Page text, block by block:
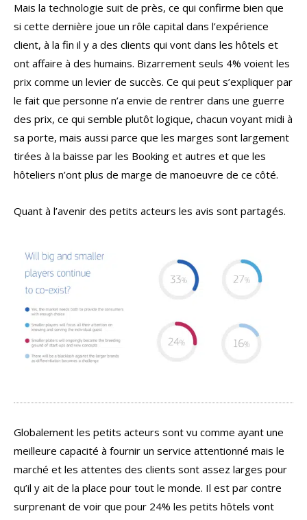
Mais la technologie suit de près, ce qui confirme bien que
si cette dernière joue un rôle capital dans l’expérience
client, à la fin il y a des clients qui vont dans les hôtels et
ont affaire à des humains. Bizarrement seuls 4% voient les
prix comme un levier de succès. Ce qui peut s’expliquer par
le fait que personne n’a envie de rentrer dans une guerre
des prix, ce qui semble plutôt logique, chacun voyant midi à
sa porte, mais aussi parce que les marges sont largement
tirées à la baisse par les Booking et autres et que les
hôteliers n’ont plus de marge de manoeuvre de ce côté.
Quant à l’avenir des petits acteurs les avis sont partagés.
Globalement les petits acteurs sont vu comme ayant une
meilleure capacité à fournir un service attentionné mais le
marché et les attentes des clients sont assez larges pour
qu’il y ait de la place pour tout le monde. Il est par contre
surprenant de voir que pour 24% les petits hôtels vont